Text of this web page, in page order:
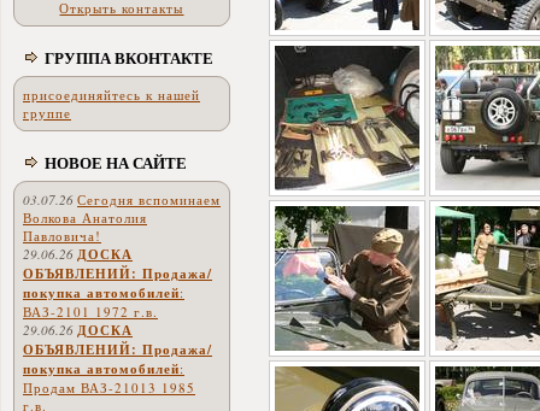
Открыть контакты
ГРУППА ВКОНТАКТЕ
присоединяйтесь к нашей
группе
НОВОЕ НА САЙТЕ
03.07.26 Сегодня вспоминаем
Волкова Анатолия
Павловича!
29.06.26 ДОСКА
ОБЪЯВЛЕНИЙ: Продажа/
покупка автомобилей:
ВАЗ-2101 1972 г.в.
29.06.26 ДОСКА
ОБЪЯВЛЕНИЙ: Продажа/
покупка автомобилей:
Продам ВАЗ-21013 1985
г.в.